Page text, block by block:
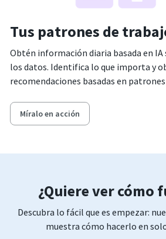
Tus patrones de
Obtén información diaria basada en
los datos. Identifica lo que importa y
recomendaciones basadas en
Míralo en acción
¿Quiere ver cómo
Descubra lo fácil que es empezar:
muestra cómo hacerlo en